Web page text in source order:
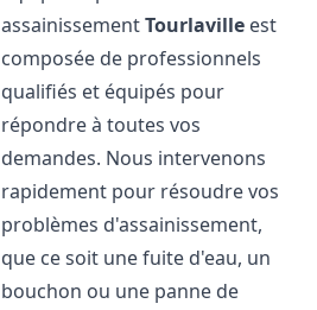
assainissementTourlaville est
composée de professionnels
qualifiés et équipés pour
répondre à toutes vos
demandes. Nous intervenons
rapidement pour résoudre vos
problèmes d'assainissement,
que ce soit une fuite d'eau, un
bouchon ou une panne de